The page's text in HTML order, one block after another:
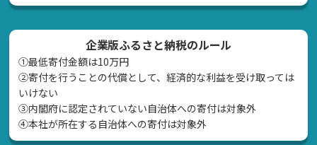
企業版ふるさと納税のルール
①最低寄付金額は10万円
②寄付を行うことの代償として、経済的な利益を受け取っては
いけない
➂内閣府に認定されていない自治体への寄付は対象外
④本社が所在する自治体への寄付は対象外